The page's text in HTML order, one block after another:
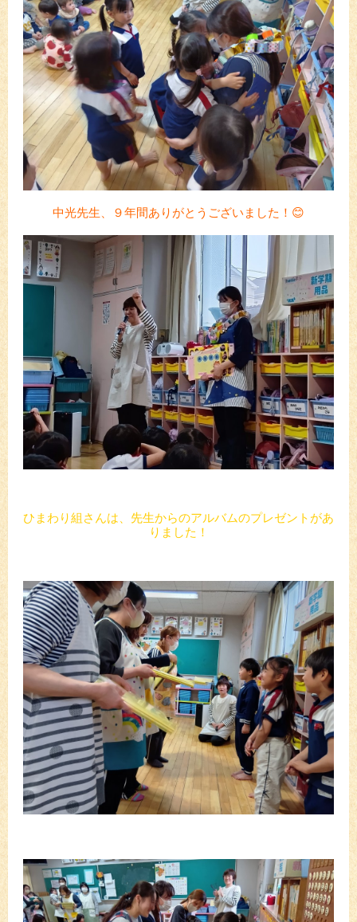
中光先生、９年間ありがとうございました！😊
ひまわり組さんは、先生からのアルバムのプレゼントがあ
りました！